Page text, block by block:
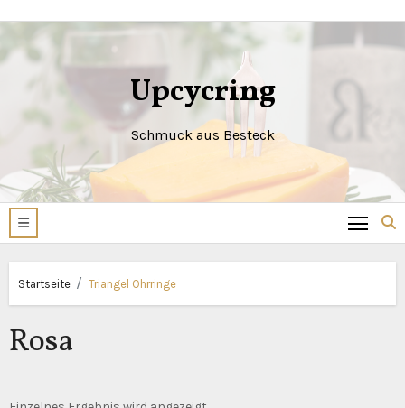
Inhalt
springen
Upcycring
Schmuck aus Besteck
Startseite Triangel Ohrringe
Rosa